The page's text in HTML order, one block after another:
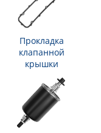
Прокладка
клапанной
крышки